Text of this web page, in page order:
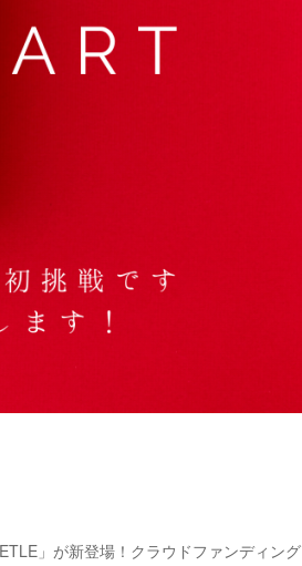
」が新登場！クラウドファンディング